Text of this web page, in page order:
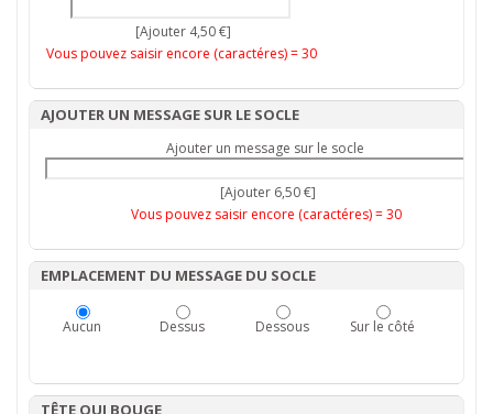
[Ajouter 4,50 €]
Vous pouvez saisir encore (caractéres) =30
AJOUTER UN MESSAGE SUR LE SOCLE
Ajouter un message sur le socle
[Ajouter 6,50 €]
Vous pouvez saisir encore (caractéres) =30
EMPLACEMENT DU MESSAGE DU SOCLE
Aucun Dessus Dessous Sur le côté
TÊTE QUI BOUGE